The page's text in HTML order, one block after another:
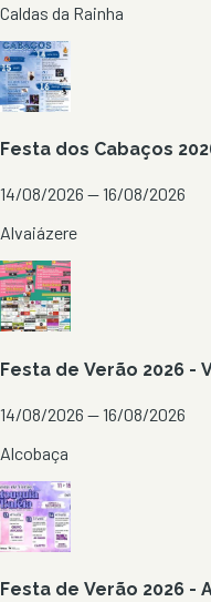
Caldas da Rainha
Festa dos Cabaços
14/08/2026 — 16/08/2026
Alvaiázere
Festa de Verão 2026 -
14/08/2026 — 16/08/2026
Alcobaça
Festa de Verão 2026 -